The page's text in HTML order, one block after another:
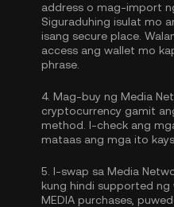
address o mag-import
Siguraduhing isulat mo
isang secure place.
access ang wallet mo
phrase.
4. Mag-buy ng Media
cryptocurrency gamit
method. I-check ang
mataas ang mga ito
5. I-swap sa Media
kung hindi supported
MEDIA purchases,